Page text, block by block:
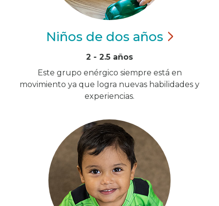
Niños de dos años
2 - 2.5 años
Este grupo enérgico siempre está en
movimiento ya que logra nuevas habilidades y
experiencias.